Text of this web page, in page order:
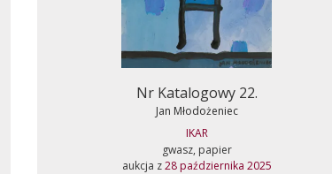
Nr Katalogowy 22.
Jan Młodożeniec
IKAR
gwasz, papier
aukcja z28 października 2025